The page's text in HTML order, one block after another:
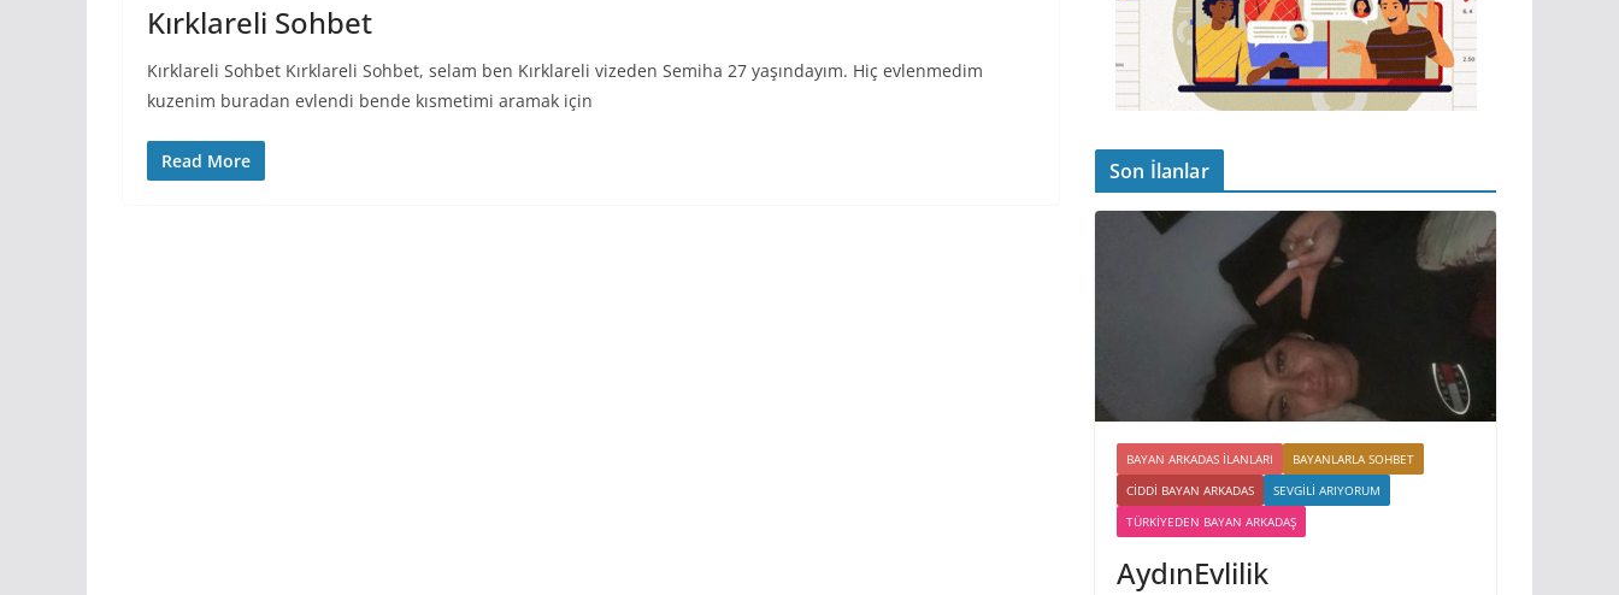
Kırklareli Sohbet
Kırklareli Sohbet Kırklareli Sohbet, selam ben Kırklareli vizeden Semiha 27 yaşındayım. Hiç evlenmedim
kuzenim buradan evlendi bende kısmetimi aramak için
Read More Son İlanlar
BAYAN ARKADAS ILANLARI
BAYANLARLA SOHBET
CIDDI BAYAN ARKADAS
SEVGILI ARIYORUM
TÜRKIYEDEN BAYAN ARKADAŞ
AydınEvlilik